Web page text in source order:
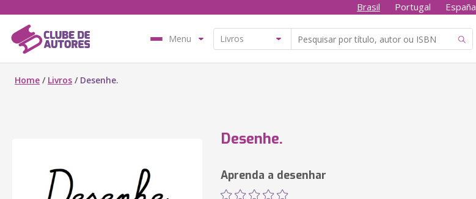
Brasil Portugal España
Menu
Home / Livros / Desenhe.
Desenhe.
Aprenda a desenhar